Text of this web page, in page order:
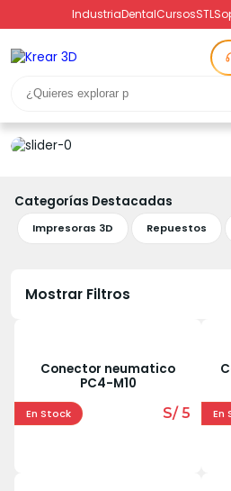
IndustriaDentalCursosSTL
Categorías Destacadas
Impresoras 3D Repuestos
Mostrar Filtros
Conector neumatico
PC4-M10
En Stock S/ 5 En